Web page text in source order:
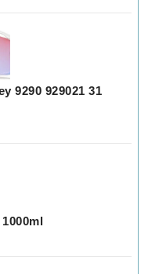
9290 929021 31